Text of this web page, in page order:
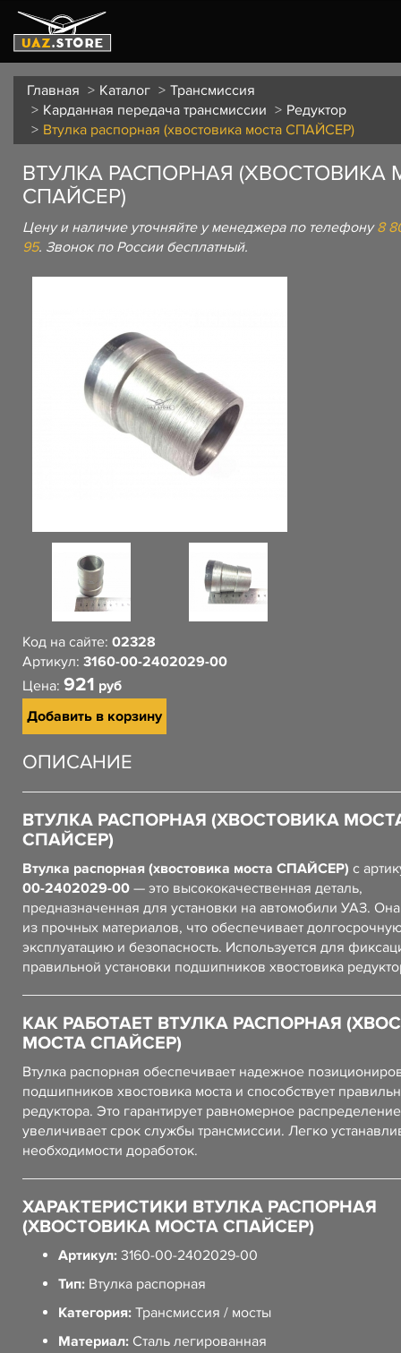
Главная Каталог
Трансмиссия
Карданная передача трансмиссии
Редуктор
Втулка распорная (хвостовика моста СПАЙСЕР)
ВТУЛКА РАСПОРНАЯ (ХВОСТОВИКА
СПАЙСЕР)
Цену и наличие уточняйте у менеджера по телефону8
95. Звонок по России бесплатный.
Код на сайте: 02328
Артикул: 3160-00-2402029-00
Цена: 921 руб
Добавить в корзину
ОПИСАНИЕ
ВТУЛКА РАСПОРНАЯ (ХВОСТОВИКА
СПАЙСЕР)
Втулка распорная (хвостовика моста СПАЙСЕР) с
00-2402029-00 — это высококачественная деталь,
предназначенная для установки на автомобили УАЗ.
из прочных материалов, что обеспечивает
эксплуатацию и безопасность. Используется для
правильной установки подшипников хвостовика
КАК РАБОТАЕТ ВТУЛКА РАСПОРНАЯ
МОСТА СПАЙСЕР)
Втулка распорная обеспечивает надежное
подшипников хвостовика моста и способствует
редуктора. Это гарантирует равномерное
увеличивает срок службы трансмиссии. Легко
необходимости доработок.
ХАРАКТЕРИСТИКИ ВТУЛКА РАСПОРНАЯ
(ХВОСТОВИКА МОСТА СПАЙСЕР)
Артикул: 3160-00-2402029-00
Тип: Втулка распорная
Категория: Трансмиссия / мосты
Материал: Сталь легированная